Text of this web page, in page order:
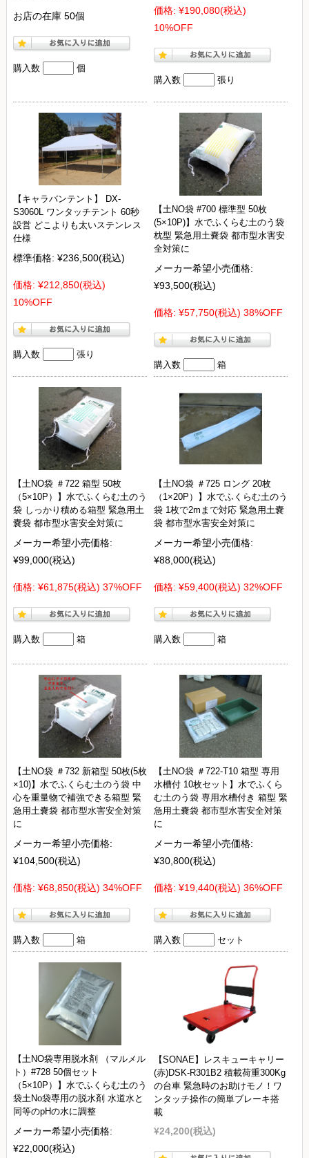
お店の在庫 50個
購入数 個
価格: ¥190,080(税込)
10%OFF
購入数 張り
【キャラバンテント】 DX-
S3060L ワンタッチテント 60秒
設営 どこよりも太いステンレス
仕様
標準価格: ¥236,500(税込)
価格: ¥212,850(税込)
10%OFF
購入数 張り
【土NO袋 #700 標準型 50枚
(5×10P)】水でふくらむ土のう袋
枕型 緊急用土嚢袋 都市型水害安
全対策に
メーカー希望小売価格:
¥93,500(税込)
価格: ¥57,750(税込) 38%OFF
購入数 箱
【土NO袋 ＃722 箱型 50枚
（5×10P）】水でふくらむ土のう
袋 しっかり積める箱型 緊急用土
嚢袋 都市型水害安全対策に
メーカー希望小売価格:
¥99,000(税込)
価格: ¥61,875(税込) 37%OFF
購入数 箱
【土NO袋 ＃725 ロング 20枚
（1×20P）】水でふくらむ土のう
袋 1枚で2mまで対応 緊急用土嚢
袋 都市型水害安全対策に
メーカー希望小売価格:
¥88,000(税込)
価格: ¥59,400(税込) 32%OFF
購入数 箱
【土NO袋 ＃732 新箱型 50枚(5枚
×10)】水でふくらむ土のう袋 中
心を重量物で補強できる箱型 緊
急用土嚢袋 都市型水害安全対策
に
メーカー希望小売価格:
¥104,500(税込)
価格: ¥68,850(税込) 34%OFF
購入数 箱
【土NO袋 ＃722-T10 箱型 専用
水槽付 10枚セット】水でふくら
む土のう袋 専用水槽付き 箱型 緊
急用土嚢袋 都市型水害安全対策
に
メーカー希望小売価格:
¥30,800(税込)
価格: ¥19,440(税込) 36%OFF
購入数 セット
【土NO袋専用脱水剤 （マルメル
ト）#728 50個セット
（5×10P）】水でふくらむ土のう
袋土No袋専用の脱水剤 水道水と
同等のpHの水に調整
メーカー希望小売価格:
¥22,000(税込)
【SONAE】レスキューキャリー
(赤)DSK-R301B2 積載荷重300Kg
の台車 緊急時のお助けモノ！ワ
ンタッチ操作の簡単ブレーキ搭
載
¥24,200(税込)